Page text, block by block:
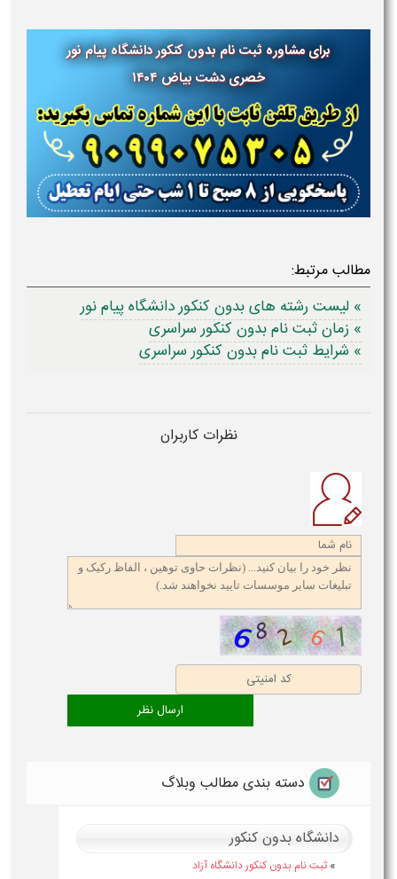
برای مشاوره ثبت نام بدون کنکور دانشگاه پیام نور
خصری دشت بیاض ۱۴۰۴
مطالب مرتبط:
» لیست رشته های بدون کنکور دانشگاه پیام نور
» زمان ثبت نام بدون کنکور سراسری
» شرایط ثبت نام بدون کنکور سراسری
نظرات کاربران
دسته بندی مطالب وبلاگ
دانشگاه بدون کنکور
» ثبت نام بدون کنکور دانشگاه آزاد